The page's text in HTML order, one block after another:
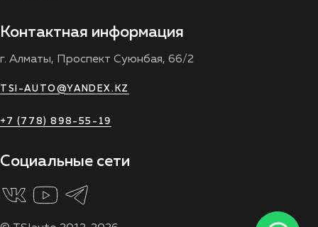
Контактная информация
г. Алматы, Проспект Суюнбая, 66/2
TSI-AUTO@YANDEX.KZ
+7 (778) 898-55-19
Социальные сети